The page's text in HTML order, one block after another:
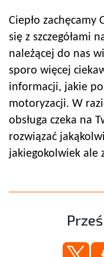
Ciepło zachęcamy
się z szczegółami
należącej do nas
sporo więcej
informacji, jakie
motoryzacji. W
obsługa czeka na
rozwiązać
jakiegokolwiek ale